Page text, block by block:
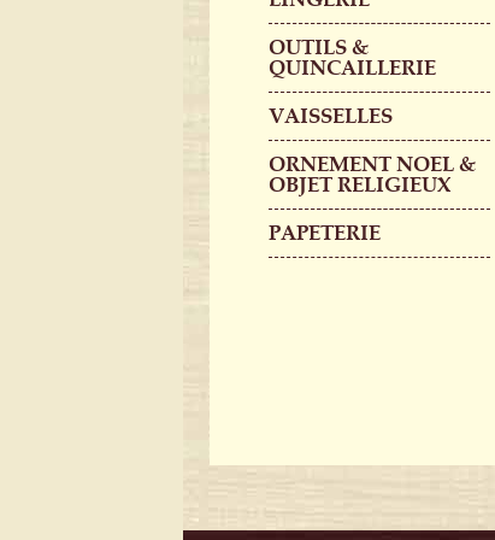
OUTILS &
QUINCAILLERIE
VAISSELLES
ORNEMENT NOEL &
OBJET RELIGIEUX
PAPETERIE